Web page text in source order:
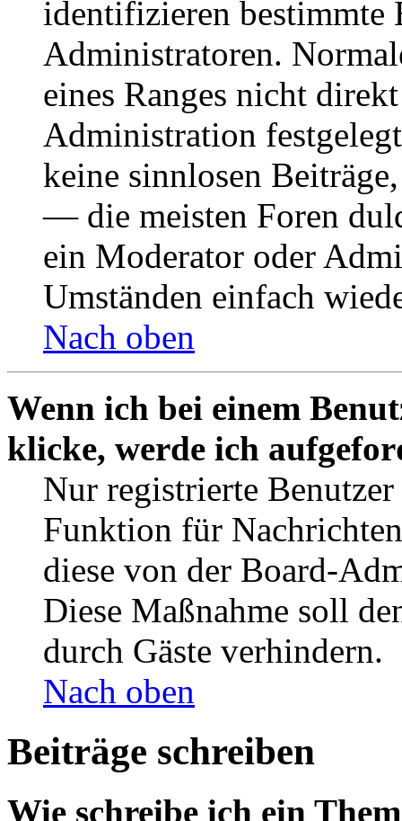
identifizieren bestimmte
Administratoren.
eines Ranges nicht
Administration
keine sinnlosen
— die meisten Foren
ein Moderator oder
Umständen einfach
Nach oben
Wenn ich bei einem
klicke, werde ich
Nur registrierte
Funktion für
diese von der Board-
Diese Maßnahme soll
durch Gäste verhindern.
Nach oben
Beiträge schreiben
Wie schreibe ich ein